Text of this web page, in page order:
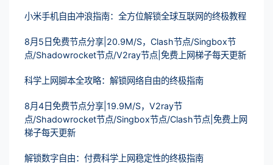
小米手机自由冲浪指南：全方位解锁全球互联网的终极教程
8月5日免费节点分享|20.9M/S，Clash节点/Singbox节
点/Shadowrocket节点/V2ray节点|免费上网梯子每天更新
科学上网脚本全攻略：解锁网络自由的终极指南
8月4日免费节点分享|19.9M/S，V2ray节
点/Shadowrocket节点/Singbox节点/Clash节点|免费上网
梯子每天更新
解锁数字自由：付费科学上网稳定性的终极指南